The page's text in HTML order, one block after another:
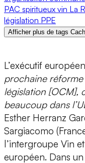
PAC spiritueux vin La
législation PPE
Afficher plus de tags
L’exécutif
prochaine
législation [OCM],
beaucoup dans
Esther Herranz
Sargiacomo
l’intergroupe Vin
européen. Dans